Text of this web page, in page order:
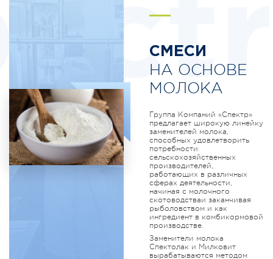
СМЕСИ
НА ОСНОВЕ
МОЛОКА
Группа Компаний «Спектр»
предлагает широкую линейку
заменителей молока,
способных удовлетворить
потребности
сельскохозяйственных
производителей,
работающих в различных
сферах деятельности,
начиная с молочного
скотоводстваи заканчивая
рыболовством и как
ингредиент в комбикормовой
производстве.
Заменители молока
Спектолак и Милковит
вырабатываются методом